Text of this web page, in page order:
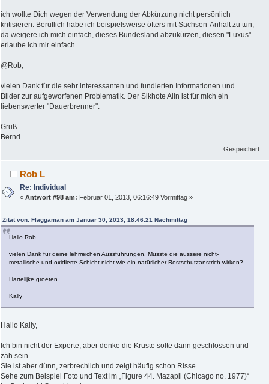
ich wollte Dich wegen der Verwendung der Abkürzung nicht persönlich
kritisieren. Beruflich habe ich beispielsweise öfters mit Sachsen-Anhalt zu tun,
da weigere ich mich einfach, dieses Bundesland abzukürzen, diesen "Luxus"
erlaube ich mir einfach.
@Rob,
vielen Dank für die sehr interessanten und fundierten Informationen und
Bilder zur aufgeworfenen Problematik. Der Sikhote Alin ist für mich ein
liebenswerter "Dauerbrenner".
Gruß
Bernd
Gespeichert
Rob L
Re: Individual
«Antwort #98 am: Februar 01, 2013, 06:16:49 Vormittag »
Zitat von: Flaggaman am Januar 30, 2013, 18:46:21 Nachmittag
Hallo Rob,
vielen Dank für deine lehrreichen Aussführungen. Müsste die äussere nicht-
metallische und oxidierte Schicht nicht wie ein natürlicher Rostschutzanstrich wirken?
Hartelijke groeten
Kally
Hallo Kally,
Ich bin nicht der Experte, aber denke die Kruste solte dann geschlossen und
zäh sein.
Sie ist aber dünn, zerbrechlich und zeigt häufig schon Risse.
Sehe zum Beispiel Foto und Text im „Figure 44. Mazapil (Chicago no. 1977)“